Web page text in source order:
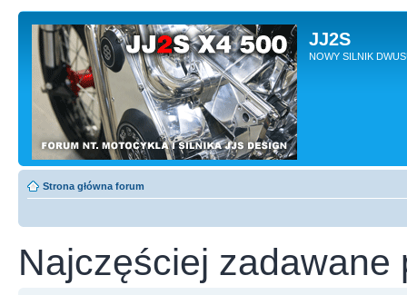
JJ2S
NOWY SILNIK
Strona główna forum
Najczęściej zadawane